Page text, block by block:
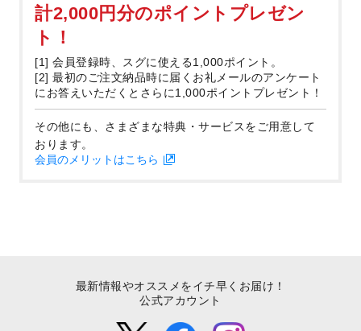
計2,000円分のポイントプレゼン
ト！
[1] 会員登録時、スグに使える1,000ポイント。
[2] 最初のご注文納品時に届くお礼メールのアンケート
にお答えいただくとさらに1,000ポイントプレゼント！
その他にも、さまざまな特典・サービスをご用意して
おります。
会員のメリットはこちら
最新情報やオススメをイチ早くお届け！
公式アカウント